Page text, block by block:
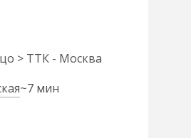
> ТТК - Москва
~7 мин